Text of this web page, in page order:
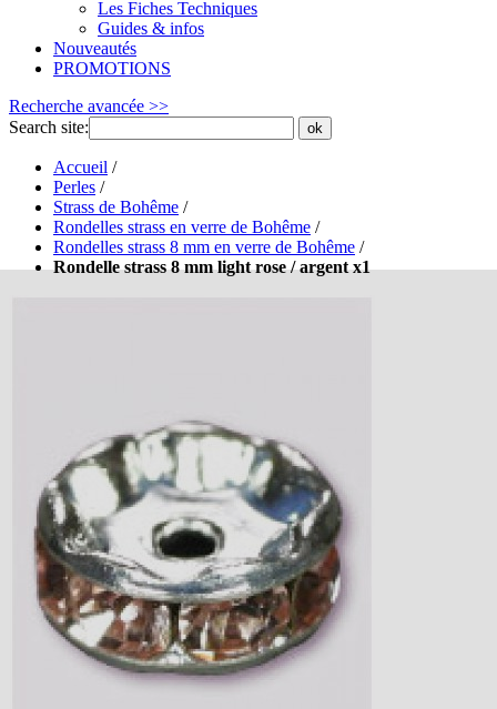
Les Fiches Techniques
Guides & infos
Nouveautés
PROMOTIONS
Recherche avancée >>
Search site:
ok
Accueil /
Perles /
Strass de Bohême /
Rondelles strass en verre de Bohême /
Rondelles strass 8 mm en verre de Bohême /
Rondelle strass 8 mm light rose / argent x1